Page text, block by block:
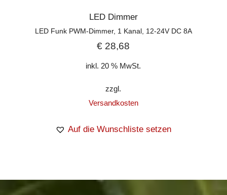
LED Dimmer
LED Funk PWM-Dimmer, 1 Kanal, 12-24V DC 8A
€ 28,68
inkl. 20 % MwSt.
zzgl.
Versandkosten
Auf die Wunschliste setzen